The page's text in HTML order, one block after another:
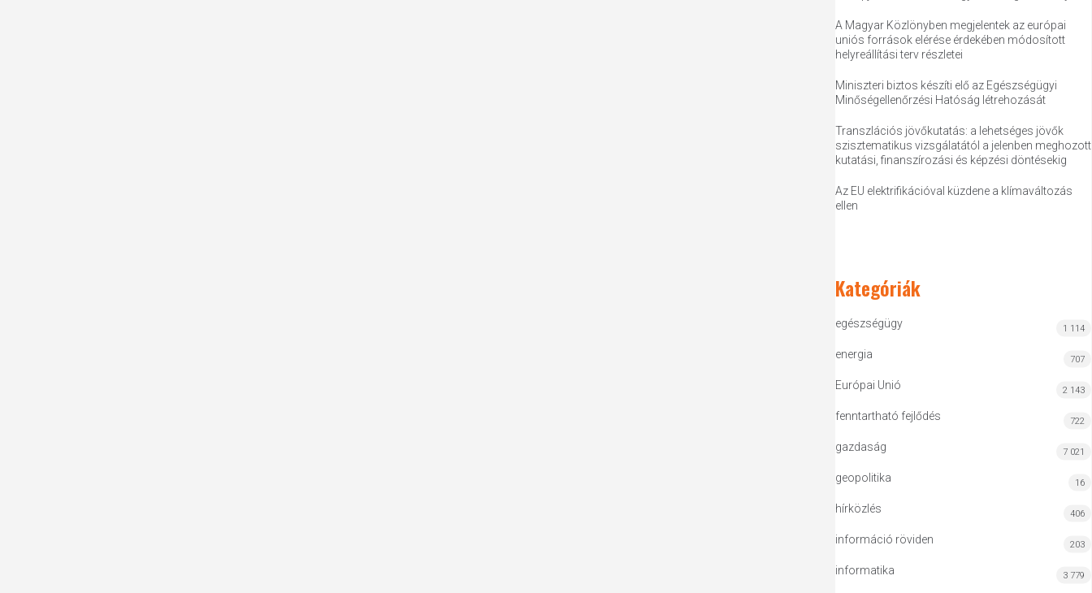
A Magyar Közlönyben megjelentek az európai
uniós források elérése érdekében módosított
helyreállítási terv részletei
Miniszteri biztos készíti elő az Egészségügyi
Minőségellenőrzési Hatóság létrehozását
Transzlációs jövőkutatás: a lehetséges jövők
szisztematikus vizsgálatától a jelenben meghozott
kutatási, finanszírozási és képzési döntésekig
Az EU elektrifikációval küzdene a klímaváltozás
ellen
Kategóriák
egészségügy 1 114
energia 707
Európai Unió 2 143
fenntartható fejlődés 722
gazdaság 7 021
geopolitika 16
hírközlés 406
információ röviden 203
informatika 3 779